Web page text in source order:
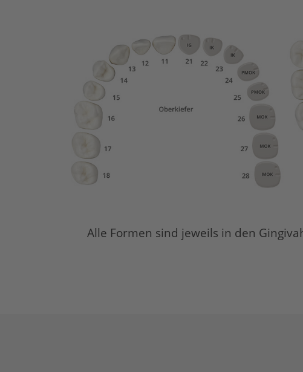
Alle Formen sind jeweils in den